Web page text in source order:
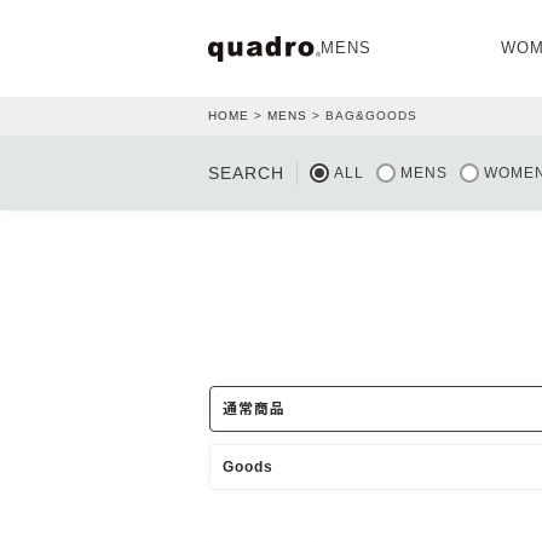
MENS
HOME MENS BAG&GOODS
SEARCH ALL MENS
通常商品
Goods